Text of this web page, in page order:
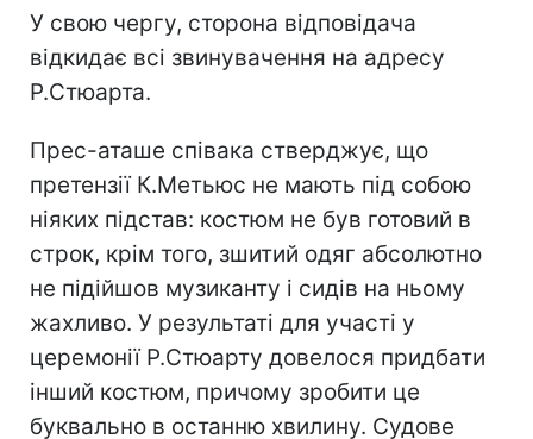
У свою чергу, сторона відповідача
відкидає всі звинувачення на адресу
Р.Стюарта.
Прес-аташе співака стверджує, що
претензії К.Метьюс не мають під собою
ніяких підстав: костюм не був готовий в
строк, крім того, зшитий одяг абсолютно
не підійшов музиканту і сидів на ньому
жахливо. У результаті для участі у
церемонії Р.Стюарту довелося придбати
інший костюм, причому зробити це
буквально в останню хвилину. Судове